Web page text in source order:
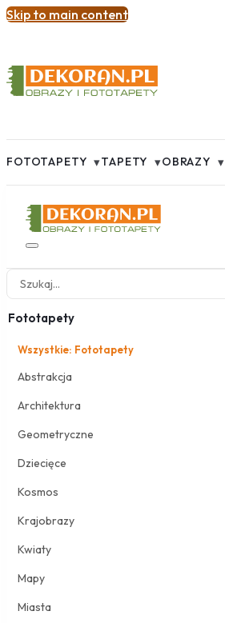
Skip to main content
FOTOTAPETY ▾TAPETY ▾OBRAZY ▾
Fototapety
Wszystkie: Fototapety
Abstrakcja
Architektura
Geometryczne
Dziecięce
Kosmos
Krajobrazy
Kwiaty
Mapy
Miasta